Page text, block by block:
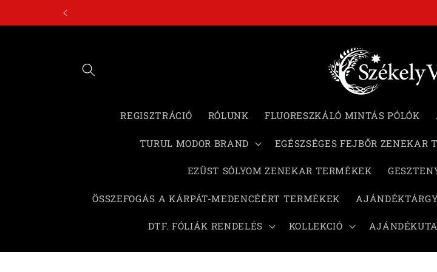
tartalomhoz
REGISZTRÁCIÓ RÓLUNK FLUORESZKÁLÓ MINTÁS PÓLÓK
TURUL MODOR BRAND EGÉSZSÉGES FEJBŐR ZENEKAR
EZÜST SÓLYOM ZENEKAR TERMÉKEK
ÖSSZEFOGÁS A KÁRPÁT-MEDENCÉÉRT TERMÉKEK
DTF. FÓLIÁK RENDELÉS KOLLEKCIÓ